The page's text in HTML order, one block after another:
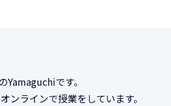
です。
ンラインで授業をしています。